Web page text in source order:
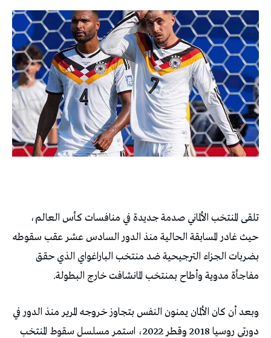
تلقى المنتخب الألماني صدمة جديدة في منافسات كأس العالم،
حيث غادر المسابقة الحالية منذ الدور السادس عشر عقب سقوطه
بضربات الجزاء الترجيحية ضد منتخب الباراغواي الذي حقق
مفاجأة مدوية وأطاح بمنتخب المانشافت خارج البطولة.
وبعد أن كان الألمان يمنون النفس بتجاوز خروجه المرير منذ الدور في
دورتي روسيا 2018 وقطر 2022، استمر مسلسل سقوط المنتخب